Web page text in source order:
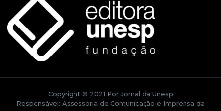
Copyright © 2021 Por Jornal da Unesp
Responsável: Assessoria de Comunicação e Imprensa da